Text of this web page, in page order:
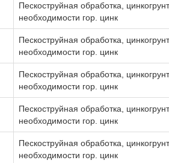
Пескоструйная обработка,
необходимости гор. цинк
Пескоструйная обработка,
необходимости гор. цинк
Пескоструйная обработка,
необходимости гор. цинк
Пескоструйная обработка,
необходимости гор. цинк
Пескоструйная обработка,
необходимости гор. цинк